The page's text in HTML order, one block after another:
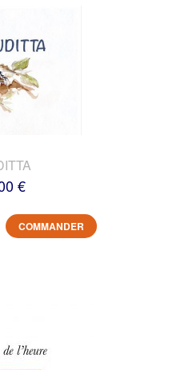
€
COMMANDER